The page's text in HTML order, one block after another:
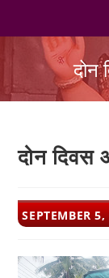
दोन
दोन दिवस
POST
PUBLISHED:
SEPTEMBER